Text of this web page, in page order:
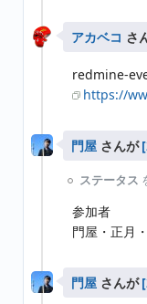
アカベコ さ
redmine-
https://
門屋 さんが
ステータス
参加者
門屋・正月
門屋 さんが